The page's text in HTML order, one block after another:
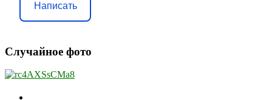
Написать
Случайное фото